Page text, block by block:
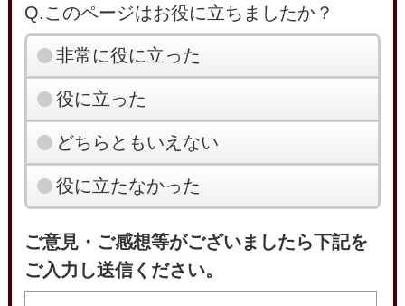
Q.このページはお役に立ちましたか？
非常に役に立った
役に立った
どちらともいえない
役に立たなかった
ご意見・ご感想等がございましたら下記を
ご入力し送信ください。